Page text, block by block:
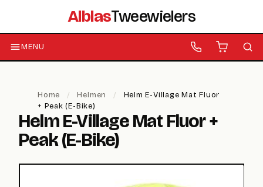
AlblasTweewielers
MENU
Home / Helmen /
Helm E-Village Mat Fluor
+ Peak (E-Bike)
Helm E-Village Mat Fluor +
Peak (E-Bike)